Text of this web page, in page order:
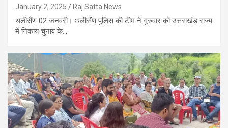
January 2, 2025 Raj Satta News
थलीसैंण 02 जनवरी। थलीसैंण पुलिस की टीम ने गुरुवार को उत्तराखंड राज्य
में निकाय चुनाव के…